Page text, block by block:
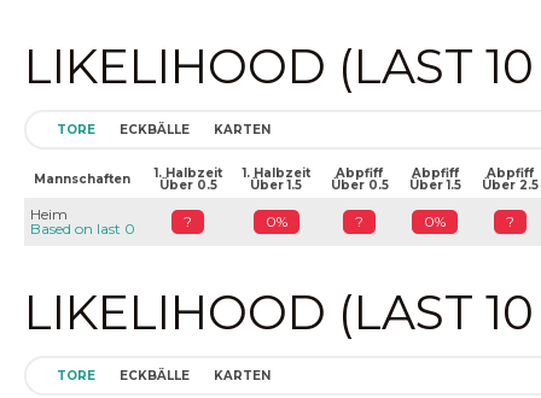
LIKELIHOOD (LAST
TORE ECKBÄLLE KARTEN
Mannschaften 1. Halbzeit
Über 0.5
1. Halbzeit
Über 1.5
Abpfiff
Über 0.5
Abpfiff
Über 1.5
Abpfiff
Über 2.5
Heim
Based on last 0
? 0% ? 0% ?
LIKELIHOOD (LAST
TORE ECKBÄLLE KARTEN